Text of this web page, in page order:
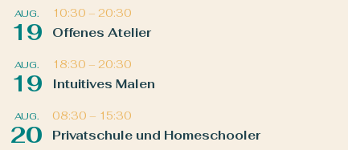
AUG.
19
10:30 – 20:30
Offenes Atelier
AUG.
19
18:30 – 20:30
Intuitives Malen
AUG.
20
08:30 – 15:30
Privatschule und Homeschooler